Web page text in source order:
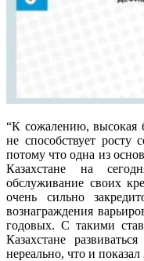
“К сожалению, высокая
не способствует росту
потому что одна из
Казахстане на
обслуживание своих
очень сильно
вознаграждения
годовых. С такими
Казахстане
нереально, что и показал